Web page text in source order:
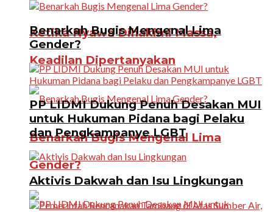
Ketika Nyawa Dihakimi Massa,
Keadilan Dipertanyakan
Benarkah Bugis Mengenal Lima
Gender?
Benarkah Bugis Mengenal Lima
Gender?
PP LIDMI Dukung Penuh Desakan MUI
untuk Hukuman Pidana bagi Pelaku
dan Pengkampanye LGBT
Aktivis Dakwah dan Isu Lingkungan